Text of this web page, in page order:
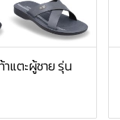
แตะผู้ชาย รุ่น